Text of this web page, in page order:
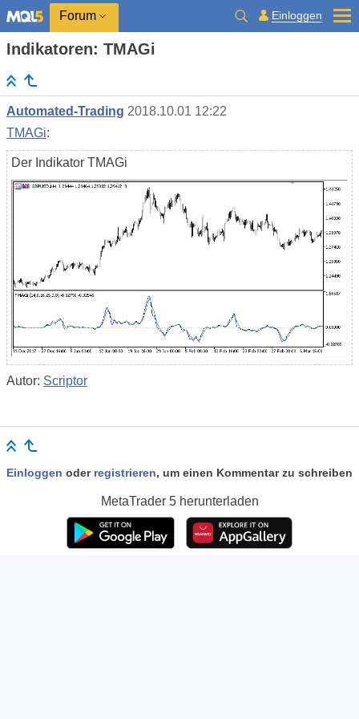
Forum Einloggen
Indikatoren: TMAGi
Automated-Trading 2018.10.01 12:22
TMAGi:
Der Indikator TMAGi
Autor: Scriptor
Einloggen oder registrieren, um einen Kommentar zu schreiben
MetaTrader 5herunterladen